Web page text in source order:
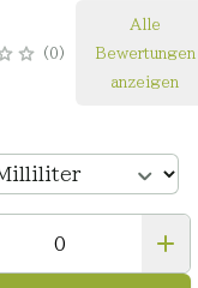
0
Alle
Bewertungen
anzeigen